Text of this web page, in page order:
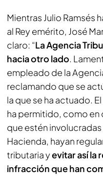
Mientras Julio Ramsés
al Rey emérito, José
claro: “La Agencia
hacia otro lado.
empleado de la
reclamando que se
la que se ha actuado.
ha permitido, como en
que estén
Hacienda, hayan
tributaria yevitar así la
infracción que han